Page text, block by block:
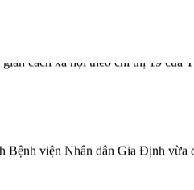
cách xã hội theo chỉ thị 19 của
viện Nhân dân Gia Định